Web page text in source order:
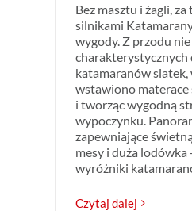
Bez masztu i żagli,
silnikami
wygody. Z przodu nie
charakterystycznych
katamaranów siatek,
wstawiono materace
i tworząc wygodną
wypoczynku.
zapewniające
mesy i duża
wyróżniki
Czytaj dalej